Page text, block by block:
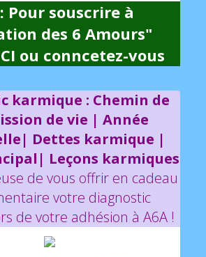
Pour souscrire à
des 6 Amours"
ou conncetez-vous
karmique : Chemin de
de vie | Année
Dettes karmique |
Leçons karmiques
de vous offrir en cadeau
votre diagnostic
de votre adhésion à A6A !